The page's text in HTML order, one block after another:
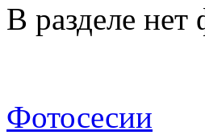
В разделе нет
Фотосесии